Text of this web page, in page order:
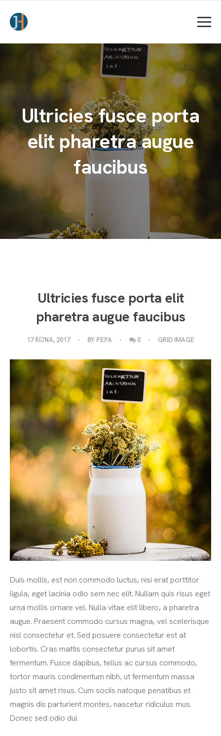
Ultricies fusce porta
elit pharetra augue
faucibus
Ultricies fusce porta elit
pharetra augue faucibus
17 ŘÍJNA, 2017 BY PEPA 0 GRID IMAGE
Duis mollis, est non commodo luctus, nisi erat porttitor
ligula, eget lacinia odio sem nec elit. Nullam quis risus eget
urna mollis ornare vel. Nulla vitae elit libero, a pharetra
augue. Praesent commodo cursus magna, vel scelerisque
nisl consectetur et. Sed posuere consectetur est at
lobortis. Cras mattis consectetur purus sit amet
fermentum. Fusce dapibus, tellus ac cursus commodo,
tortor mauris condimentum nibh, ut fermentum massa
justo sit amet risus. Cum sociis natoque penatibus et
magnis dis parturient montes, nascetur ridiculus mus.
Donec sed odio dui.